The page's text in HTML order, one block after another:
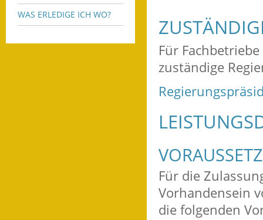
WAS ERLEDIGE ICH WO?
Für
zuständige
Für die
Vorhandensein
die folgenden